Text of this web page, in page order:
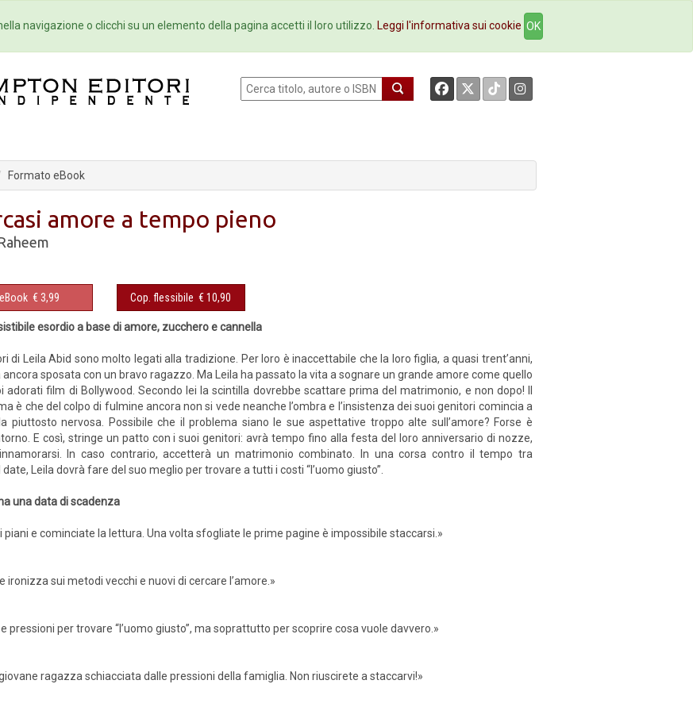
Eventi Collane Newsletter Ebookstore Contatti
Formato eBook
amore a tempo pieno
eBook € 3,99 Cop. flessibile € 10,90
esordio a base di amore, zucchero e cannella
di Leila Abid sono molto legati alla tradizione. Per loro è inaccettabile che la loro figlia, a quasi trent’anni,
ancora sposata con un bravo ragazzo. Ma Leila ha passato la vita a sognare un grande amore come quello
adorati film di Bollywood. Secondo lei la scintilla dovrebbe scattare prima del matrimonio, e non dopo! Il
è che del colpo di fulmine ancora non si vede neanche l’ombra e l’insistenza dei suoi genitori comincia a
piuttosto nervosa. Possibile che il problema siano le sue aspettative troppo alte sull’amore? Forse è
E così, stringe un patto con i suoi genitori: avrà tempo fino alla festa del loro anniversario di nozze,
In caso contrario, accetterà un matrimonio combinato. In una corsa contro il tempo tra
Leila dovrà fare del suo meglio per trovare a tutti i costi “l’uomo giusto”.
una data di scadenza
e cominciate la lettura. Una volta sfogliate le prime pagine è impossibile staccarsi.»
sui metodi vecchi e nuovi di cercare l’amore.»
per trovare “l’uomo giusto”, ma soprattutto per scoprire cosa vuole davvero.»
ragazza schiacciata dalle pressioni della famiglia. Non riuscirete a staccarvi!»
navigazione o clicchi su un elemento della pagina accetti il loro utilizzo. Leggi l'informativa sui cookie OK